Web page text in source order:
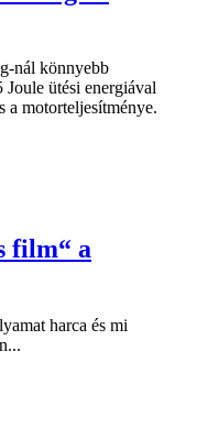
nál könnyebb
ütési energiával
a motorteljesítménye.
film“ a
harca és mi